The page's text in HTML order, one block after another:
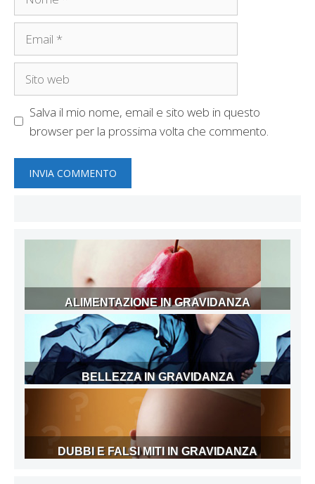
Email
Sito
Salva il mio nome, email e sito web in questo
browser per la prossima volta che commento.
ALIMENTAZIONE IN GRAVIDANZA
BELLEZZA IN GRAVIDANZA
DUBBI E FALSI MITI IN GRAVIDANZA